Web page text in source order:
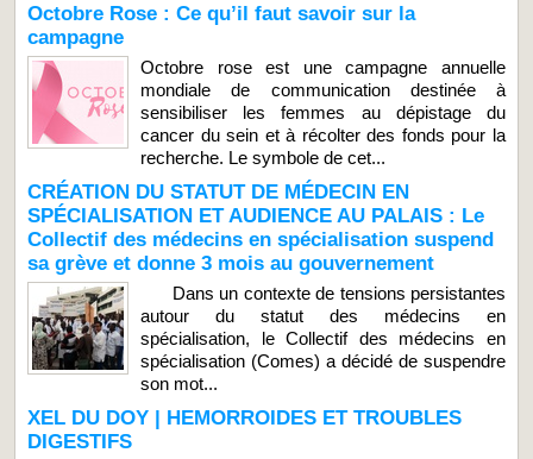
Octobre Rose : Ce qu’il faut savoir sur la
campagne
Octobre rose est une campagne annuelle
mondiale de communication destinée à
sensibiliser les femmes au dépistage du
cancer du sein et à récolter des fonds pour la
recherche. Le symbole de cet...
CRÉATION DU STATUT DE MÉDECIN EN
SPÉCIALISATION ET AUDIENCE AU PALAIS : Le
Collectif des médecins en spécialisation suspend
sa grève et donne 3 mois au gouvernement
Dans un contexte de tensions persistantes
autour du statut des médecins en
spécialisation, le Collectif des médecins en
spécialisation (Comes) a décidé de suspendre
son mot...
XEL DU DOY | HEMORROIDES ET TROUBLES
DIGESTIFS